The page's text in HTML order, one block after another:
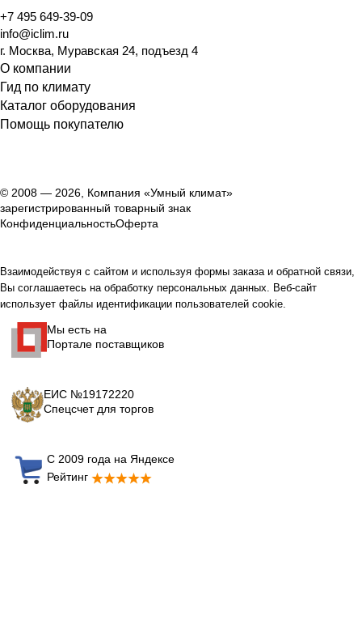
+7 495 649-39-09
info@iclim.ru
г. Москва, Муравская 24, подъезд 4
О компании
Гид по климату
Каталог оборудования
Помощь покупателю
© 2008 — 2026, Компания «Умный климат»
зарегистрированный товарный знак
КонфиденциальностьОферта
Взаимодействуя с сайтом и используя формы заказа и обратной связи,
Вы соглашаетесь на обработку персональных данных. Веб-сайт
использует файлы идентификации пользователей cookie.
Мы есть на
Портале поставщиков
ЕИС №19172220
Спецсчет для торгов
С 2009 года на Яндексе
Рейтинг